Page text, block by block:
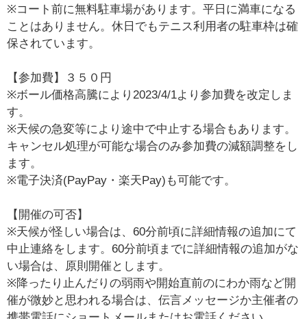
※コート前に無料駐車場があります。平日に満車になる
ことはありません。休日でもテニス利用者の駐車枠は確
保されています。
【参加費】３５０円
※ボール価格高騰により2023/4/1より参加費を改定しま
す。
※天候の急変等により途中で中止する場合もあります。
キャンセル処理が可能な場合のみ参加費の減額調整をし
ます。
※電子決済(PayPay・楽天Pay)も可能です。
【開催の可否】
※天候が怪しい場合は、60分前頃に詳細情報の追加にて
中止連絡をします。60分前頃までに詳細情報の追加がな
い場合は、原則開催とします。
※降ったり止んだりの弱雨や開始直前のにわか雨など開
催が微妙と思われる場合は、伝言メッセージか主催者の